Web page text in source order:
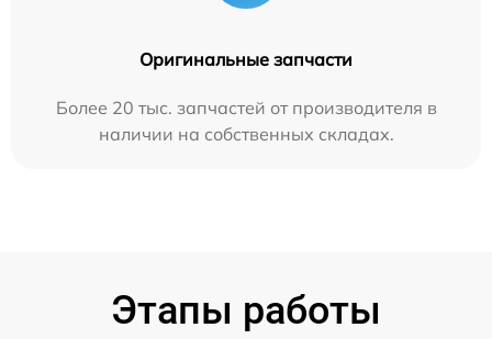
Оригинальные запчасти
Более 20 тыс. запчастей от производителя в
наличии на собственных складах.
Этапы работы